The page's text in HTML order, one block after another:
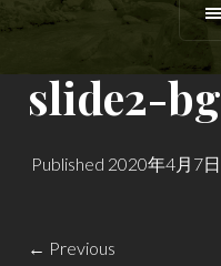
slide2-bg
Published 2020年4月7日
← Previous